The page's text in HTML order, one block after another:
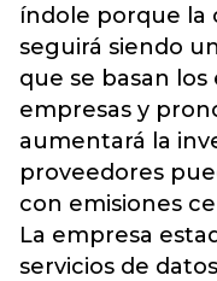
índole porque la
seguirá siendo
que se basan
empresas y
aumentará la
proveedores
con emisiones
La empresa
servicios de